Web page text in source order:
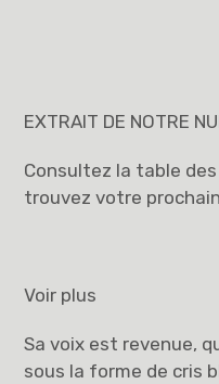
EXTRAIT DE NOTRE
Consultez la table
trouvez votre
Voir plus
Sa voix est revenue,
sous la forme de cris